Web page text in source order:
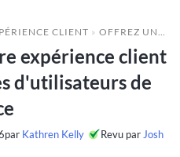
CLIENT » OFFREZ UNE MEILLEURE EXPÉRIENCE CLIENT EN UTILISANT LES RÔLES D'UTILISATEURS DE GROS WOOCOMMERCE
expérience client
d'utilisateurs de
par Kathren Kelly Revu par Josh